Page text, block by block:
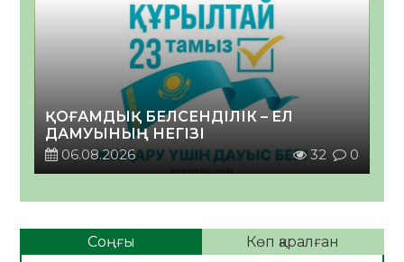
ҚОҒАМДЫҚ БЕЛСЕНДІЛІК – ЕЛ
ДАМУЫНЫҢ НЕГІЗІ
06.08.2026
32 0
Соңғы Көп қаралған